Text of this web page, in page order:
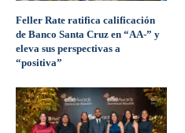
Feller Rate ratifica calificación
de Banco Santa Cruz en “AA-” y
eleva sus perspectivas a
“positiva”